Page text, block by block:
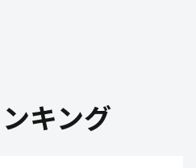
キング